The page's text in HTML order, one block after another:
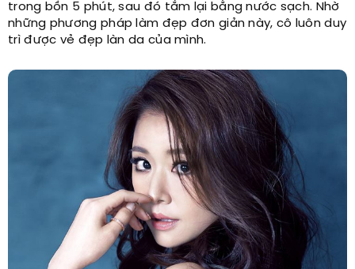
trong bồn 5 phút, sau đó tắm lại bằng nước sạch. Nhờ
những phương pháp làm đẹp đơn giản này, cô luôn duy
trì được vẻ đẹp làn da của mình.